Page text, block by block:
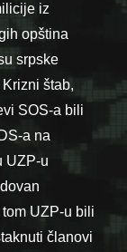
iz
opština
srpske
štab,
SOS-a bili
a na
UZP-u
UZP-u bili
članovi